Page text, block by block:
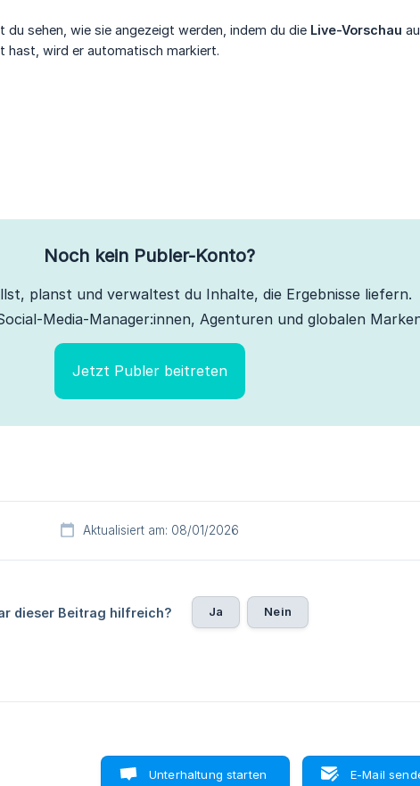
sehen, wie sie angezeigt werden, indem du die Live-Vorschau
hast, wird er automatisch markiert.
Noch kein Publer-Konto?
planst und verwaltest du Inhalte, die Ergebnisse liefern.
Media-Manager:innen, Agenturen und globalen
Jetzt Publer beitreten
Aktualisiert am: 08/01/2026
dieser Beitrag hilfreich? Ja Nein
Unterhaltung starten E-Mail